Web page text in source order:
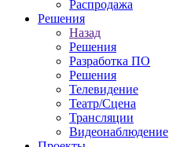
Распродажа
Решения
Назад
Решения
Разработка ПО
Решения
Телевидение
Театр/Сцена
Трансляции
Видеонаблюдение